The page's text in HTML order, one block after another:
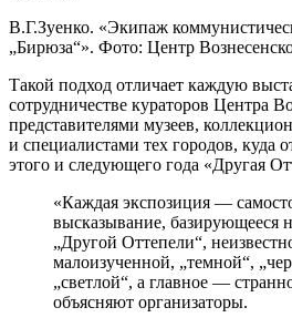
В.Г.Зуенко. «Экипаж
„Бирюза“». Фото: Центр
Такой подход отличает каждую
сотрудничестве кураторов Центра
представителями музеев,
и специалистами тех городов, куда
этого и следующего года «Другая
«Каждая экспозиция —
высказывание, базирующееся
„Другой Оттепели“,
малоизученной, „темной“,
„светлой“, а главное —
объясняют организаторы.